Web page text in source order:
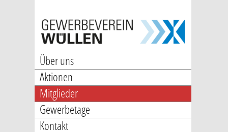
Über uns
Aktionen
Mitglieder
Gewerbetage
Kontakt